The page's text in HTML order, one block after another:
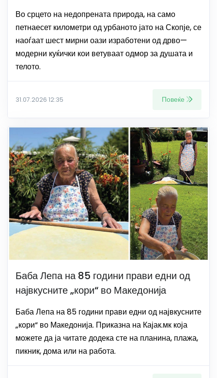
Во срцето на недопрената природа, на само
петнаесет километри од урбаното јато на Скопје, се
наоѓаат шест мирни оази изработени од дрво—
модерни куќички кои ветуваат одмор за душата и
телото.
31.07.2026 12:35 Повеќе
Баба Лепа на 85 години прави едни од
највкусните „кори“ во Македонија
Баба Лепа на 85 години прави едни од највкусните
„кори“ во Македонија. Приказна на Кајак.мк која
можете да ја читате додека сте на планина, плажа,
пикник, дома или на работа.